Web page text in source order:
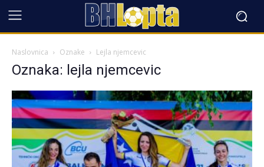
Naslovnica Oznake Lejla njemcevic
Oznaka: lejla njemcevic